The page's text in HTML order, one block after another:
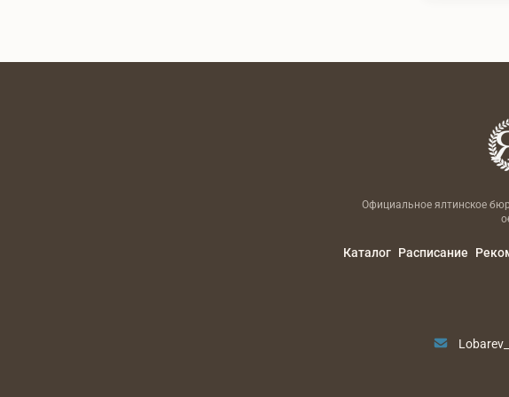
Официальное ялтинское
Каталог Расписание